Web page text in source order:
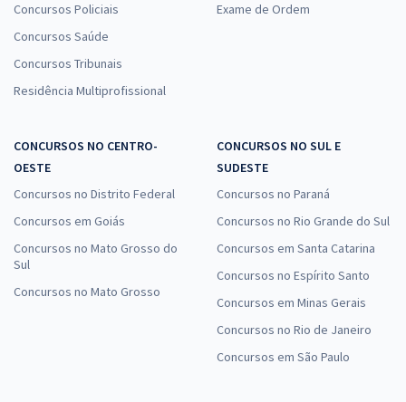
Concursos Policiais
Concursos Saúde
Concursos Tribunais
Residência Multiprofissional
Exame de Ordem
CONCURSOS NO CENTRO-
OESTE
Concursos no Distrito Federal
Concursos em Goiás
Concursos no Mato Grosso do
Sul
Concursos no Mato Grosso
CONCURSOS NO SUL E
SUDESTE
Concursos no Paraná
Concursos no Rio Grande do Sul
Concursos em Santa Catarina
Concursos no Espírito Santo
Concursos em Minas Gerais
Concursos no Rio de Janeiro
Concursos em São Paulo